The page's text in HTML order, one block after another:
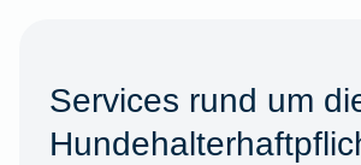
Services rund um